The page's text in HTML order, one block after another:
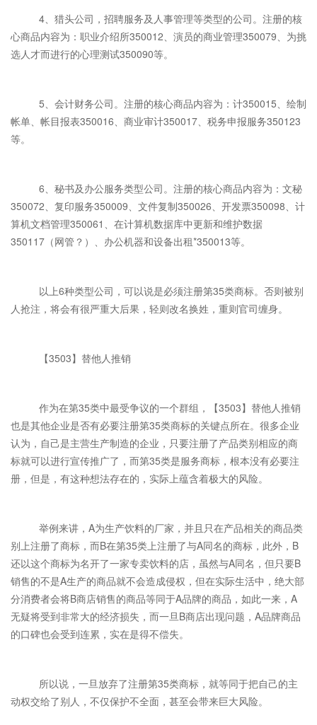
4、猎头公司，招聘服务及人事管理等类型的公司。注册的核
心商品内容为：职业介绍所350012、演员的商业管理350079、为挑
选人才而进行的心理测试350090等。
5、会计财务公司。注册的核心商品内容为：计350015、绘制
帐单、帐目报表350016、商业审计350017、税务申报服务350123
等。
6、秘书及办公服务类型公司。注册的核心商品内容为：文秘
350072、复印服务350009、文件复制350026、开发票350098、计
算机文档管理350061、在计算机数据库中更新和维护数据
350117（网管？）、办公机器和设备出租*350013等。
以上6种类型公司，可以说是必须注册第35类商标。否则被别
人抢注，将会有很严重大后果，轻则改名换姓，重则官司缠身。
【3503】替他人推销
作为在第35类中最受争议的一个群组，【3503】替他人推销
也是其他企业是否有必要注册第35类商标的关键点所在。很多企业
认为，自己是主营生产制造的企业，只要注册了产品类别相应的商
标就可以进行宣传推广了，而第35类是服务商标，根本没有必要注
册，但是，有这种想法存在的，实际上蕴含着极大的风险。
举例来讲，A为生产饮料的厂家，并且只在产品相关的商品类
别上注册了商标，而B在第35类上注册了与A同名的商标，此外，B
还以这个商标为名开了一家专卖饮料的店，虽然与A同名，但只要B
销售的不是A生产的商品就不会造成侵权，但在实际生活中，绝大部
分消费者会将B商店销售的商品等同于A品牌的商品，如此一来，A
无疑将受到非常大的经济损失，而一旦B商店出现问题，A品牌商品
的口碑也会受到连累，实在是得不偿失。
所以说，一旦放弃了注册第35类商标，就等同于把自己的主
动权交给了别人，不仅保护不全面，甚至会带来巨大风险。